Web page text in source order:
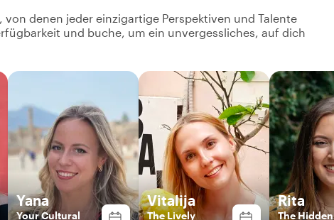
denen jeder einzigartige Perspektiven und Talente
und buche, um ein unvergessliches, auf dich
Yana
Your Cultural
Vitalija
The Lively
Rita
The Hidden